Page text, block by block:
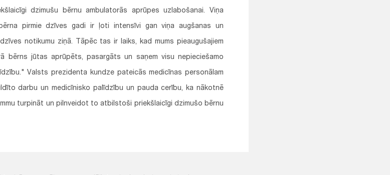
dzimušu bērnu ambulatorās aprūpes uzlabošanai. Viņa
pirmie dzīves gadi ir ļoti intensīvi gan viņa augšanas un
notikumu ziņā. Tāpēc tas ir laiks, kad mums pieaugušajiem
bērns jūtas aprūpēts, pasargāts un saņem visu nepieciešamo
Valsts prezidenta kundze pateicās medicīnas personālam
darbu un medicīnisko palīdzību un pauda cerību, ka nākotnē
turpināt un pilnveidot to atbilstoši priekšlaicīgi dzimušo bērnu